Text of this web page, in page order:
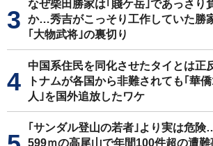
なぜ柴田勝家は｢賤ケ岳｣であっさり
か…秀吉がこっそり工作していた勝
｢大物武将｣の裏切り
中国系住民を同化させたタイとは正
トナムが各国から非難されても｢華
人｣を国外追放したワケ
｢サンダル登山の若者｣より実は危
599ｍの高尾山で年間100件超の遭難